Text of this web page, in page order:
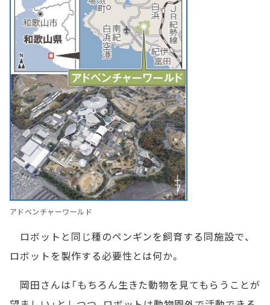
アドベンチャーワールド
ロボットと同じ種のペンギンを飼育する同施設で、
ロボットを製作する必要性とは何か。
岡田さんは「もちろん生きた動物を見てもらうことが